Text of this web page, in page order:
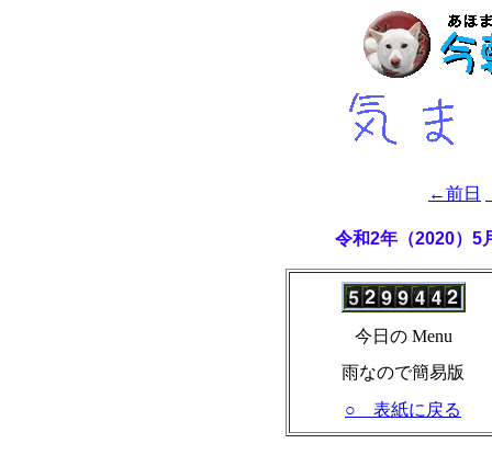
←前日
令和2年（2020）
今日の Menu
雨なので簡易版
○ 表紙に戻る